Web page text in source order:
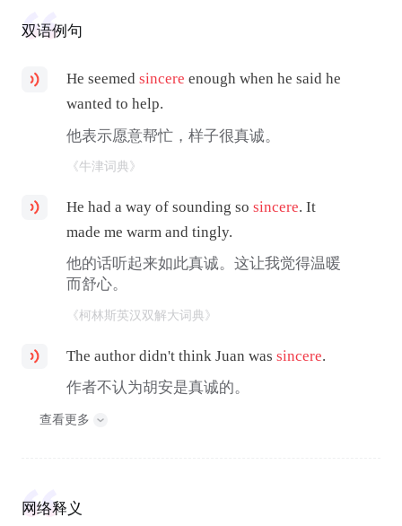
双语例句
He seemedsincere enough when he said he
wanted to help.
他表示愿意帮忙，样子很真诚。
《牛津词典》
He had a way of sounding sosincere. It
made me warm and tingly.
他的话听起来如此真诚。这让我觉得温暖
而舒心。
《柯林斯英汉双解大词典》
The author didn't think Juan wassincere.
作者不认为胡安是真诚的。
查看更多
网络释义